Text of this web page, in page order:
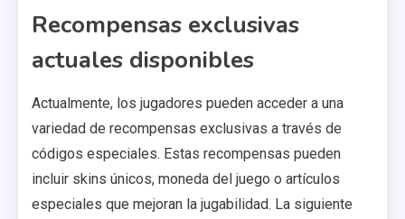
Recompensas exclusivas
actuales disponibles
Actualmente, los jugadores pueden acceder a una
variedad de recompensas exclusivas a través de
códigos especiales. Estas recompensas pueden
incluir skins únicos, moneda del juego o artículos
especiales que mejoran la jugabilidad. La siguiente